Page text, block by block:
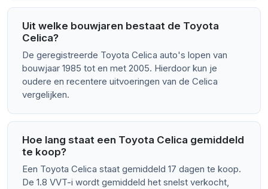
Uit welke bouwjaren bestaat de Toyota
Celica?
De geregistreerde Toyota Celica auto's lopen van
bouwjaar 1985 tot en met 2005. Hierdoor kun je
oudere en recentere uitvoeringen van de Celica
vergelijken.
Hoe lang staat een Toyota Celica gemiddeld
te koop?
Een Toyota Celica staat gemiddeld 17 dagen te koop.
De 1.8 VVT-i wordt gemiddeld het snelst verkocht,